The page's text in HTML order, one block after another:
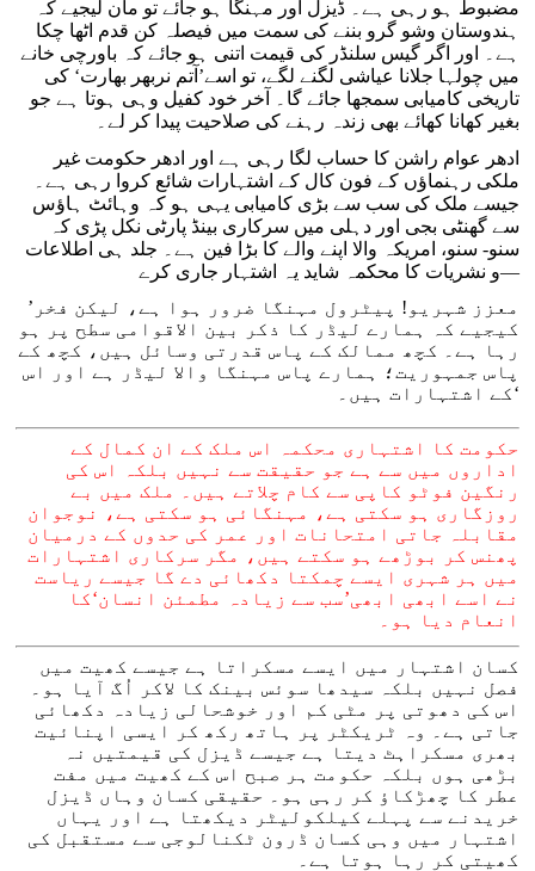
مضبوط ہو رہی ہے۔ ڈیزل اور مہنگا ہو جائے تو مان لیجیے کہ
ہندوستان وشو گرو بننے کی سمت میں فیصلہ کن قدم اٹھا چکا
ہے۔ اور اگر گیس سلنڈر کی قیمت اتنی ہو جائے کہ باورچی خانے
میں چولہا جلانا عیاشی لگنے لگے، تو اسے’آتم نربھر بھارت‘ کی
تاریخی کامیابی سمجھا جائے گا۔ آخر خود کفیل وہی ہوتا ہے جو
بغیر کھانا کھائے بھی زندہ رہنے کی صلاحیت پیدا کر لے۔
ادھر عوام راشن کا حساب لگا رہی ہے اور ادھر حکومت غیر
ملکی رہنماؤں کے فون کال کے اشتہارات شائع کروا رہی ہے۔
جیسے ملک کی سب سے بڑی کامیابی یہی ہو کہ وہائٹ ہاؤس
سے گھنٹی بجی اور دہلی میں سرکاری بینڈ پارٹی نکل پڑی کہ
سنو- سنو، امریکہ والا اپنے والے کا بڑا فین ہے۔ جلد ہی اطلاعات
و نشریات کا محکمہ شاید یہ اشتہار جاری کرے—
’معزز شہریو! پیٹرول مہنگا ضرور ہوا ہے، لیکن فخر
کیجیے کہ ہمارے لیڈر کا ذکر بین الاقوامی سطح پر ہو
رہا ہے۔ کچھ ممالک کے پاس قدرتی وسائل ہیں، کچھ کے
پاس جمہوریت؛ ہمارے پاس مہنگا والا لیڈر ہے اور اس
کے اشتہارات ہیں۔‘
حکومت کا اشتہاری محکمہ اس ملک کے ان کمال کے
اداروں میں سے ہے جو حقیقت سے نہیں بلکہ اس کی
رنگین فوٹو کاپی سے کام چلاتے ہیں۔ ملک میں بے
روزگاری ہو سکتی ہے، مہنگائی ہو سکتی ہے، نوجوان
مقابلہ جاتی امتحانات اور عمر کی حدوں کے درمیان
پھنس کر بوڑھے ہو سکتے ہیں، مگر سرکاری اشتہارات
میں ہر شہری ایسے چمکتا دکھائی دے گا جیسے ریاست
نے اسے ابھی ابھی’سب سے زیادہ مطمئن انسان‘کا
انعام دیا ہو۔
کسان اشتہار میں ایسے مسکراتا ہے جیسے کھیت میں
فصل نہیں بلکہ سیدھا سوئس بینک کا لاکر اُگ آیا ہو۔
اس کی دھوتی پر مٹی کم اور خوشحالی زیادہ دکھائی
جاتی ہے۔ وہ ٹریکٹر پر ہاتھ رکھ کر ایسی اپنائیت
بھری مسکراہٹ دیتا ہے جیسے ڈیزل کی قیمتیں نہ
بڑھی ہوں بلکہ حکومت ہر صبح اس کے کھیت میں مفت
عطر کا چھڑکاؤ کر رہی ہو۔ حقیقی کسان وہاں ڈیزل
خریدنے سے پہلے کیلکولیٹر دیکھتا ہے اور یہاں
اشتہار میں وہی کسان ڈرون ٹکنالوجی سے مستقبل کی
کھیتی کر رہا ہوتا ہے۔